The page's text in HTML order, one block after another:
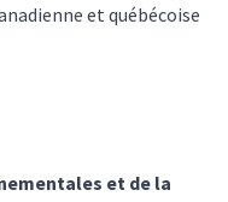
et québécoise
et de la